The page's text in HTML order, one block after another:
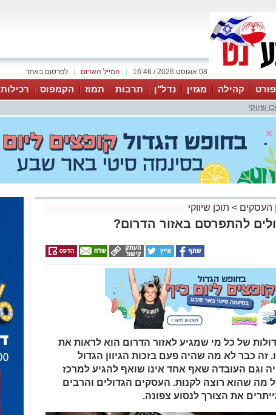
לפרסום באתר המייל האדום 08 אוגוסט 2026 / 16:46
קהילה מגזין נדל"ן תרבות תמוז הקמפוס רכילות
שיווקי
העסקים > תוכן שיווקי
להתפרסם באזור הדרום?
של כל מי שמגיע לאזור הדרום הוא לראות את
זה כבר לא מה שהיה פעם בזכות הגיוון הגדול
וגם העובדה שאף אחד אינו שואף להגיע למרכז
מה שהוא רוצה לקנות. העסקים הגדולים והרבים
את הצורך לנסוע צפונה.